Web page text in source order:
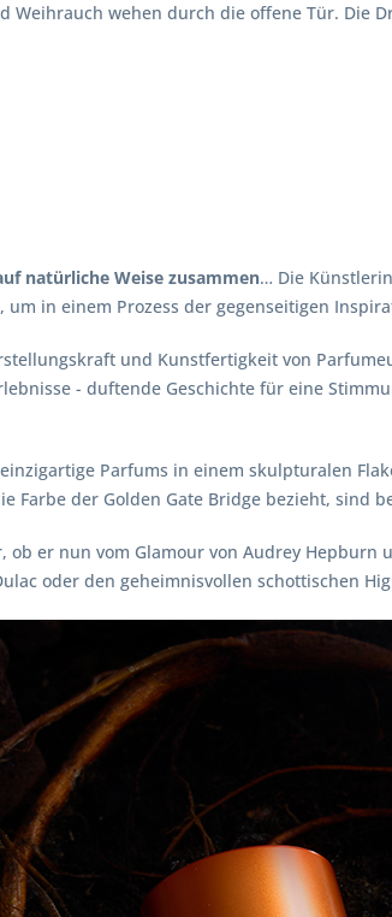
Weihrauch wehen durch die offene Tür. Die
natürliche Weise zusammen… Die
um in einem Prozess der gegenseitigen
und Kunstfertigkeit von
- duftende Geschichte für eine
Parfums in einem skulpturalen
Farbe der Golden Gate Bridge bezieht, sind
ob er nun vom Glamour von Audrey
oder den geheimnisvollen schottischen